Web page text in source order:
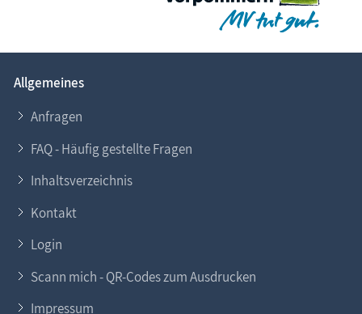
Allgemeines
Anfragen
FAQ - Häufig gestellte Fragen
Inhaltsverzeichnis
Kontakt
Login
Scann mich - QR-Codes zum Ausdrucken
Impressum